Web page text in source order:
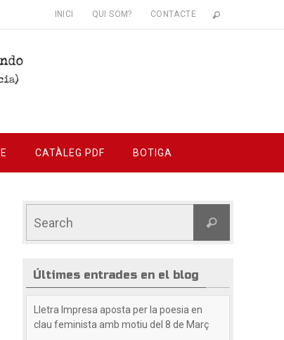
INICI QUI SOM? CONTACTE
CATÀLEG PDF BOTIGA
Últimes entrades en el blog
Lletra Impresa aposta per la poesia en
clau feminista amb motiu del 8 de Març